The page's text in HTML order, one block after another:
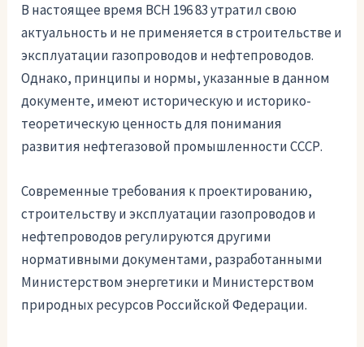
В настоящее время ВСН 196 83 утратил свою
актуальность и не применяется в строительстве и
эксплуатации газопроводов и нефтепроводов.
Однако, принципы и нормы, указанные в данном
документе, имеют историческую и историко-
теоретическую ценность для понимания
развития нефтегазовой промышленности СССР.
Современные требования к проектированию,
строительству и эксплуатации газопроводов и
нефтепроводов регулируются другими
нормативными документами, разработанными
Министерством энергетики и Министерством
природных ресурсов Российской Федерации.